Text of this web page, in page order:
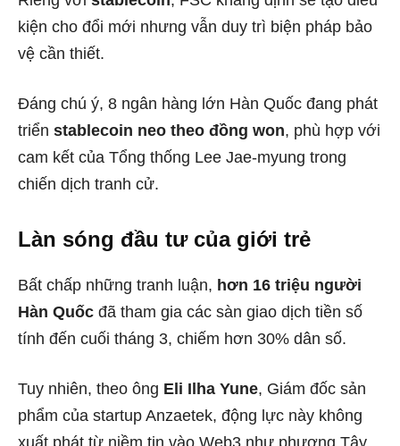
kiện cho đổi mới nhưng vẫn duy trì biện pháp bảo
vệ cần thiết.
Đáng chú ý, 8 ngân hàng lớn Hàn Quốc đang phát
triển stablecoin neo theo đồng won, phù hợp với
cam kết của Tổng thống Lee Jae-myung trong
chiến dịch tranh cử.
Làn sóng đầu tư của giới trẻ
Bất chấp những tranh luận, hơn 16 triệu người
Hàn Quốc đã tham gia các sàn giao dịch tiền số
tính đến cuối tháng 3, chiếm hơn 30% dân số.
Tuy nhiên, theo ông Eli Ilha Yune, Giám đốc sản
phẩm của startup Anzaetek, động lực này không
xuất phát từ niềm tin vào Web3 như phương Tây,